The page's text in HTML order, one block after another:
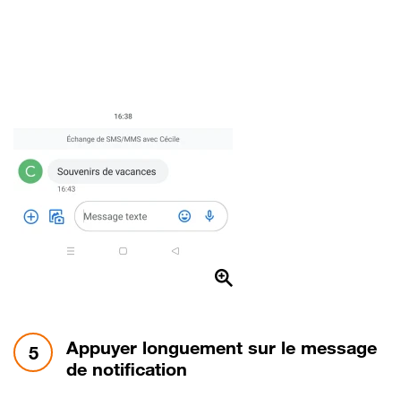
5 étape 5:
Appuyer longuement sur le message
de notification